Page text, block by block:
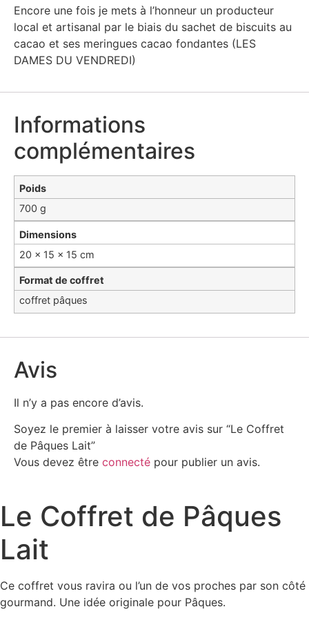
Encore une fois je mets à l’honneur un producteur
local et artisanal par le biais du sachet de biscuits au
cacao et ses meringues cacao fondantes (LES
DAMES DU VENDREDI)
Informations
complémentaires
Poids
700 g
Dimensions
20 × 15 × 15 cm
Format de coffret
coffret pâques
Avis
Il n’y a pas encore d’avis.
Soyez le premier à laisser votre avis sur “Le Coffret
de Pâques Lait”
Vous devez être connecté pour publier un avis.
Le Coffret de Pâques
Lait
Ce coffret vous ravira ou l’un de vos proches par son côté
gourmand. Une idée originale pour Pâques.